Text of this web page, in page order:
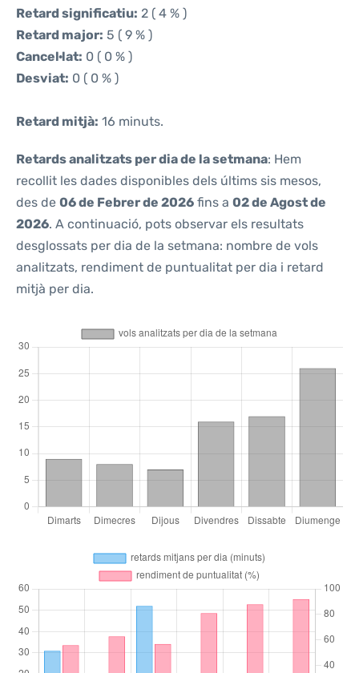
Retard significatiu: 2 ( 4 % )
Retard major: 5 ( 9 % )
Cancel·lat: 0 ( 0 % )
Desviat: 0 ( 0 % )
Retard mitjà: 16 minuts.
Retards analitzats per dia de la setmana: Hem
recollit les dades disponibles dels últims sis mesos,
des de 06 de Febrer de 2026 fins a 02 de Agost de
2026. A continuació, pots observar els resultats
desglossats per dia de la setmana: nombre de vols
analitzats, rendiment de puntualitat per dia i retard
mitjà per dia.